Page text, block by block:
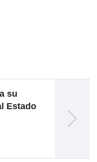
su
Estado